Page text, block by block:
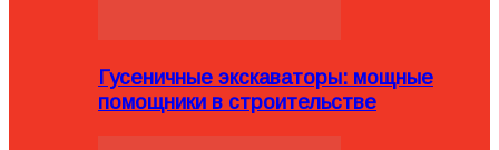
Гусеничные экскаваторы: мощные
помощники в строительстве